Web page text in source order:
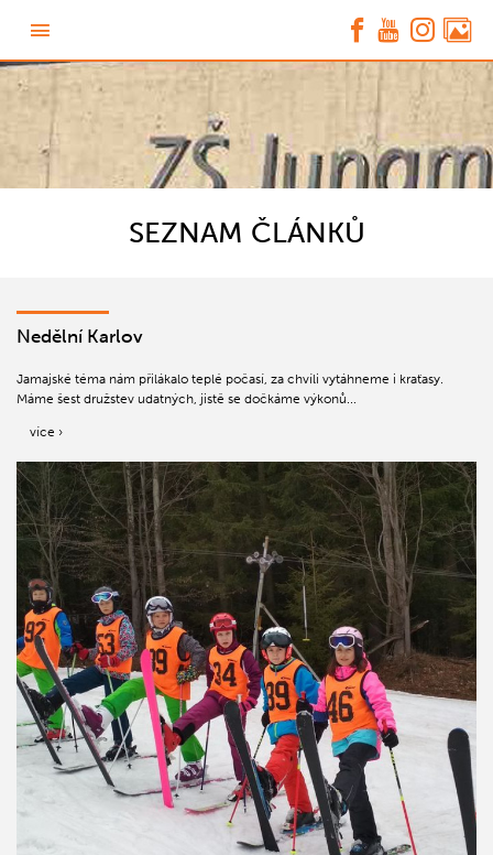
SEZNAM ČLÁNKŮ
Nedělní Karlov
Jamajské téma nám přilákalo teplé počasí, za chvíli vytáhneme i kraťasy.
Máme šest družstev udatných, jistě se dočkáme výkonů...
více ›